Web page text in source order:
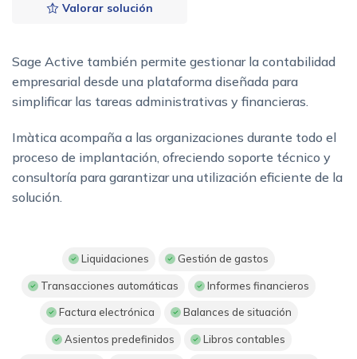
Valorar solución
Sage Active también permite gestionar la contabilidad
empresarial desde una plataforma diseñada para
simplificar las tareas administrativas y financieras.
Imàtica acompaña a las organizaciones durante todo el
proceso de implantación, ofreciendo soporte técnico y
consultoría para garantizar una utilización eficiente de la
solución.
Liquidaciones Gestión de gastos
Transacciones automáticas Informes financieros
Factura electrónica Balances de situación
Asientos predefinidos Libros contables